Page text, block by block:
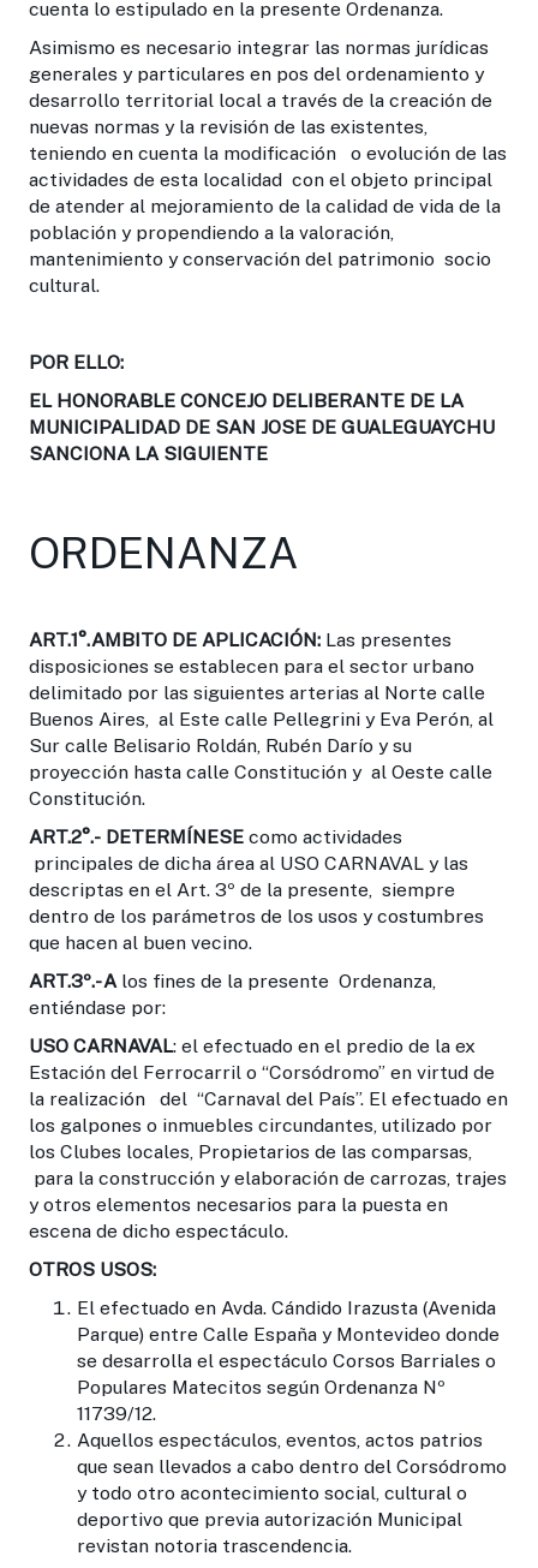
cuenta lo estipulado en la presente Ordenanza.
Asimismo es necesario integrar las normas jurídicas
generales y particulares en pos del ordenamiento y
desarrollo territorial local a través de la creación de
nuevas normas y la revisión de las existentes,
teniendo en cuenta la modificación o evolución de las
actividades de esta localidad con el objeto principal
de atender al mejoramiento de la calidad de vida de la
población y propendiendo a la valoración,
mantenimiento y conservación del patrimonio socio
cultural.
POR ELLO:
EL HONORABLE CONCEJO DELIBERANTE DE LA
MUNICIPALIDAD DE SAN JOSE DE GUALEGUAYCHU
SANCIONA LA SIGUIENTE
ORDENANZA
ART.1°.AMBITO DE APLICACIÓN: Las presentes
disposiciones se establecen para el sector urbano
delimitado por las siguientes arterias al Norte calle
Buenos Aires, al Este calle Pellegrini y Eva Perón, al
Sur calle Belisario Roldán, Rubén Darío y su
proyección hasta calle Constitución y al Oeste calle
Constitución.
ART.2°.- DETERMÍNESE como actividades
principales de dicha área al USO CARNAVAL y las
descriptas en el Art. 3º de la presente, siempre
dentro de los parámetros de los usos y costumbres
que hacen al buen vecino.
ART.3º.-A los fines de la presente Ordenanza,
entiéndase por:
USO CARNAVAL: el efectuado en el predio de la ex
Estación del Ferrocarril o “Corsódromo” en virtud de
la realización del “Carnaval del País”. El efectuado en
los galpones o inmuebles circundantes, utilizado por
los Clubes locales, Propietarios de las comparsas,
para la construcción y elaboración de carrozas, trajes
y otros elementos necesarios para la puesta en
escena de dicho espectáculo.
OTROS USOS:
El efectuado en Avda. Cándido Irazusta (Avenida
Parque) entre Calle España y Montevideo donde
se desarrolla el espectáculo Corsos Barriales o
Populares Matecitos según Ordenanza Nº
11739/12.
Aquellos espectáculos, eventos, actos patrios
que sean llevados a cabo dentro del Corsódromo
y todo otro acontecimiento social, cultural o
deportivo que previa autorización Municipal
revistan notoria trascendencia.